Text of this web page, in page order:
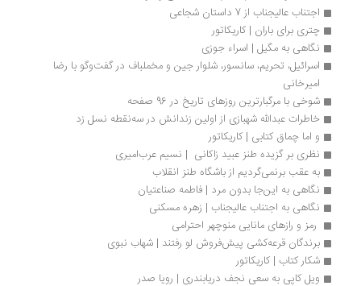
اجتناب عالیجناب از 7 داستان شجاعی
چتری برای باران | کاریکاتور
نگاهی به مگیل | اسراء جوزی
اسرائیل، تحریم، سانسور، شلوار جین و مخملباف در گفت‌وگو با رضا
امیرخانی
شوخی با مرگبارترین روزهای تاریخ در 96 صفحه
خاطرات عبدالله شهبازی از اولین زندانش در سه‌نقطه نسل زد
و اما چماق کتابی | کاریکاتور
نظری بر گزیده طنز عبید زاکانی  | نسیم عرب‌امیری
به عقب برنمی‌گردیم از باشگاه طنز انقلاب
نگاهی به این‌جا بدون مرد | فاطمه صناعتیان
نگاهی به اجتناب عالیجناب | زهره مسکنی
رمز و رازهای مانایی منوچهر احترامی
برندگان قرعه‌کشی پیش‌فروش لو رفتند | شهاب نبوی
شکار کتاب | کاریکاتور
ویل کاپی به سعی نجف دریابندری | رویا صدر